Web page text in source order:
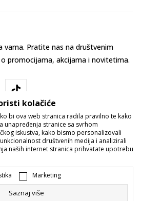
vama. Pratite nas na društvenim
promocijama, akcijama i novitetima.
Promijenite
kolačiće
bi ova web stranica radila pravilno te kako
unapređenja stranice sa svrhom
iskustva, kako bismo personalizovali
društvenih medija i analizirali
naših internet stranica prihvatate upotrebu
Marketing
Saznaj više